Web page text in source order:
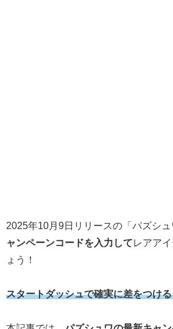
2025年10月9日リリースの「パズシュ
ャンペーンコードを入力してレアア
ょう！
スタートダッシュで確実に差をつけ